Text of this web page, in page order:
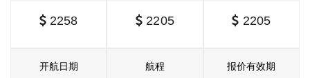
2258 2205 2205
开航日期 航程 报价有效期